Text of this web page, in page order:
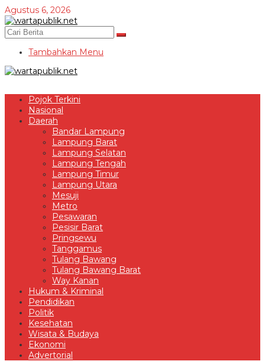
Lewati
ke
konten
Agustus 6, 2026
Tambahkan Menu
Pojok Terkini
Nasional
Daerah
Bandar Lampung
Lampung Barat
Lampung Selatan
Lampung Tengah
Lampung Timur
Lampung Utara
Mesuji
Metro
Pesawaran
Pesisir Barat
Pringsewu
Tanggamus
Tulang Bawang
Tulang Bawang Barat
Way Kanan
Hukum & Kriminal
Pendidikan
Politik
Kesehatan
Wisata & Budaya
Ekonomi
Advertorial